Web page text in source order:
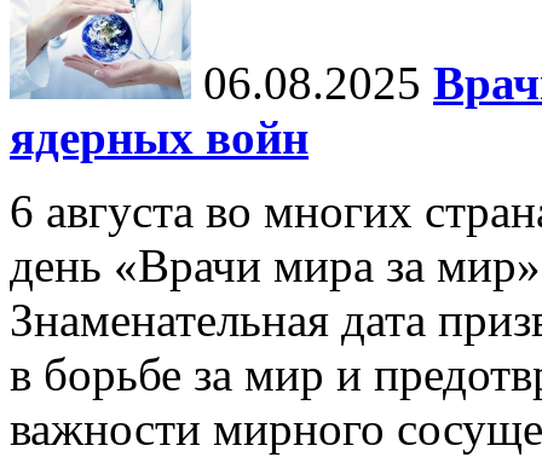
06.08.2025
ядерных войн
6 августа во многих
день «Врачи мира за
Знаменательная дата
в борьбе за мир и
важности мирного